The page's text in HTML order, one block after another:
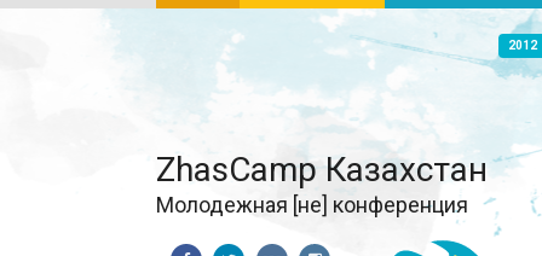
2012
ZhasCamp Казахстан
Молодежная [не] конференция